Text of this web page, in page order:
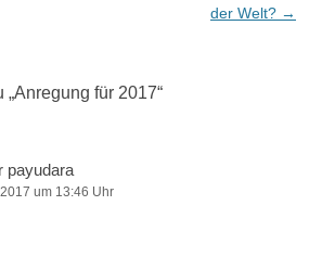
der Welt? →
„Anregung für 2017“
payudara
um 13:46 Uhr